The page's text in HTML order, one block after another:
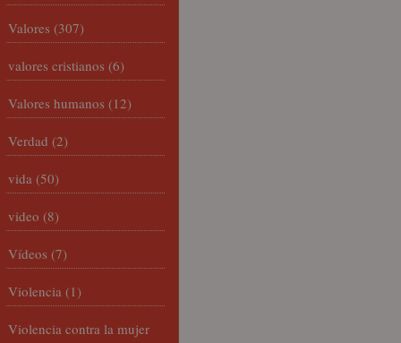
Valores (307)
valores cristianos (6)
Valores humanos (12)
Verdad (2)
vida (50)
video (8)
Vídeos (7)
Violencia (1)
Violencia contra la mujer